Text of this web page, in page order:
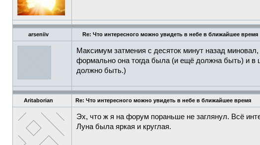
arseniiv Re: Что интересного можно увидеть в небе в ближайшее время
Максимум затмения с десяток минут назад
формально она тогда была (и ещё должна быть) и в
должно быть.)
Aritaborian Re: Что интересного можно увидеть в небе в ближайшее время
Эх, что ж я на форум пораньше не заглянул. Всё
Луна была яркая и круглая.